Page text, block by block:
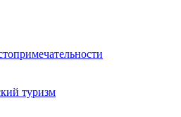
туризм